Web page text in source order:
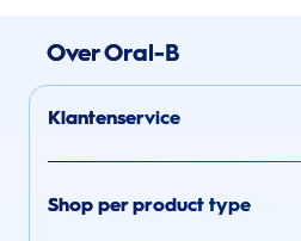
Over Oral-B
Klantenservice
Shop per product type